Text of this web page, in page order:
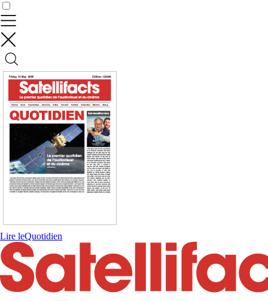
Lire leQuotidien
Contrôler vos données